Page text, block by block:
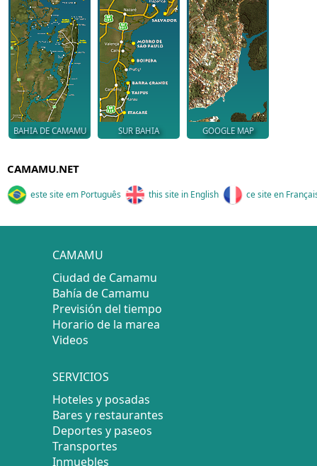
BAHIA DE CAMAMU SUR BAHIA GOOGLE MAP
CAMAMU.NET
este site em Português this site in English ce site en
CAMAMU
Ciudad de Camamu
Bahía de Camamu
Previsión del tiempo
Horario de la marea
Videos
SERVICIOS
Hoteles y posadas
Bares y restaurantes
Deportes y paseos
Transportes
Inmuebles